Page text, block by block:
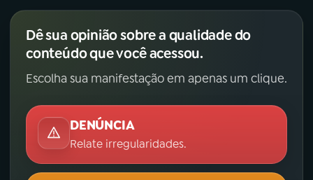
Dê sua opinião sobre a qualidade do
conteúdo que você acessou.
Escolha sua manifestação em apenas um clique.
DENÚNCIA
Relate irregularidades.